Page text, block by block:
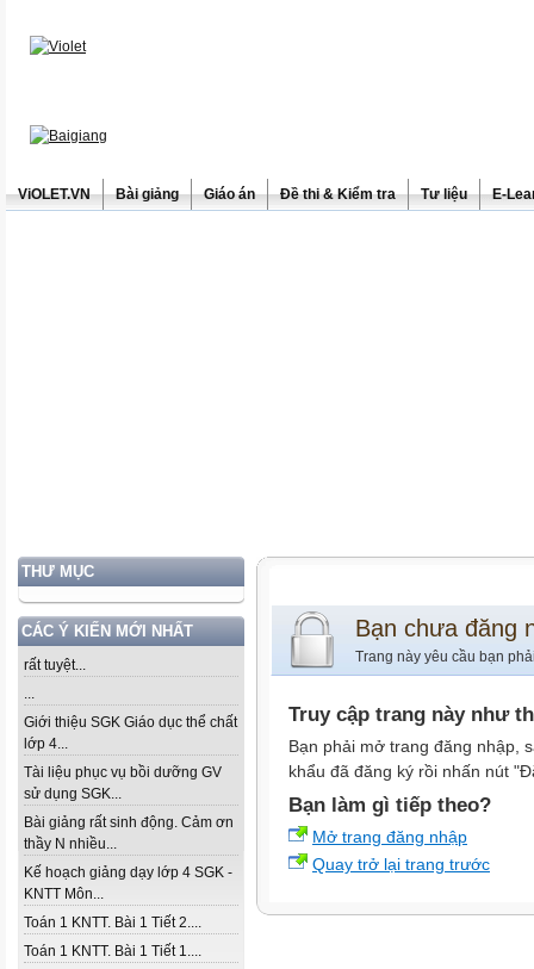
ViOLET.VN Bài giảng Giáo án Đề thi & Kiểm tra Tư liệu E-
THƯ MỤC
CÁC Ý KIẾN MỚI NHẤT
rất tuyệt...
...
Giới thiệu SGK Giáo dục thể chất
lớp 4...
Tài liệu phục vụ bồi dưỡng GV
sử dụng SGK...
Bài giảng rất sinh động. Cảm ơn
thầy N nhiều...
Kế hoạch giảng dạy lớp 4 SGK -
KNTT Môn...
Toán 1 KNTT. Bài 1 Tiết 2....
Toán 1 KNTT. Bài 1 Tiết 1....
Bạn chưa đăng
Trang này yêu cầu bạn
Truy cập trang này như
Bạn phải mở trang đăng nhập,
khẩu đã đăng ký rồi nhấn nút
Bạn làm gì tiếp theo?
Mở trang đăng nhập
Quay trở lại trang trước